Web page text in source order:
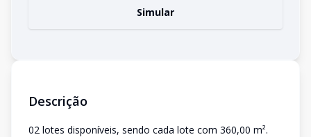
Simular
Descrição
02 lotes disponíveis, sendo cada lote com 360,00 m².